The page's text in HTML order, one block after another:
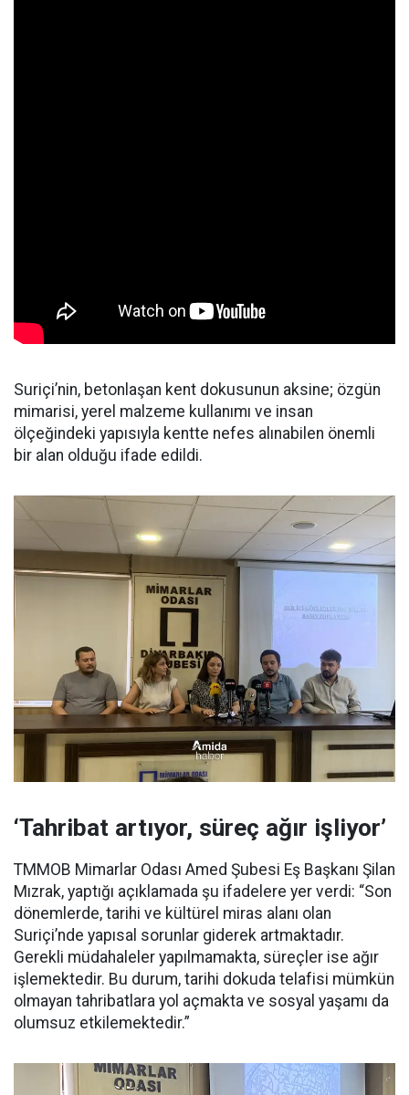
Suriçi’nin, betonlaşan kent dokusunun aksine; özgün
mimarisi, yerel malzeme kullanımı ve insan
ölçeğindeki yapısıyla kentte nefes alınabilen önemli
bir alan olduğu ifade edildi.
‘Tahribat artıyor, süreç ağır işliyor’
TMMOB Mimarlar Odası Amed Şubesi Eş Başkanı Şilan
Mızrak, yaptığı açıklamada şu ifadelere yer verdi: “Son
dönemlerde, tarihi ve kültürel miras alanı olan
Suriçi’nde yapısal sorunlar giderek artmaktadır.
Gerekli müdahaleler yapılmamakta, süreçler ise ağır
işlemektedir. Bu durum, tarihi dokuda telafisi mümkün
olmayan tahribatlara yol açmakta ve sosyal yaşamı da
olumsuz etkilemektedir.”